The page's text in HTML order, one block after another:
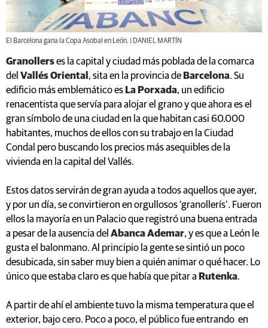
El Barcelona gana la Copa Asobal en León. | DANIEL MARTÍN
Granollerses la capital y ciudad más poblada de la comarca
del Vallés Oriental , sita en la provincia de Barcelona. Su
edificio más emblemático es La Porxada, un edificio
renacentista que servía para alojar el grano y que ahora es el
gran símbolo de una ciudad en la que habitan casi 60.000
habitantes, muchos de ellos con su trabajo en la Ciudad
Condal pero buscando los precios más asequibles de la
vivienda en la capital del Vallés.
Estos datos servirán de gran ayuda a todos aquellos que ayer,
y por un día, se convirtieron en orgullosos ‘granollerís’. Fueron
ellos la mayoría en un Palacio que registró una buena entrada
a pesar de la ausencia del Abanca Ademar, y es que a León le
gusta el balonmano. Al principio la gente se sintió un poco
desubicada, sin saber muy bien a quién animar o qué hacer. Lo
único que estaba claro es que había que pitar a Rutenka.
A partir de ahí el ambiente tuvo la misma temperatura que el
exterior, bajo cero. Poco a poco, el público fue entrando en